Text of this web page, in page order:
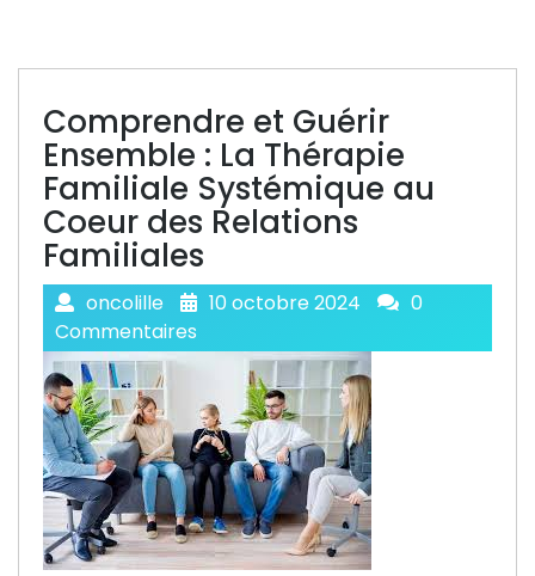
Comprendre et Guérir
Ensemble : La Thérapie
Familiale Systémique au
Coeur des Relations
Familiales
oncolille 10 octobre 2024
0
Commentaires